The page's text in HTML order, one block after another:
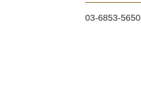
03-6853-5650